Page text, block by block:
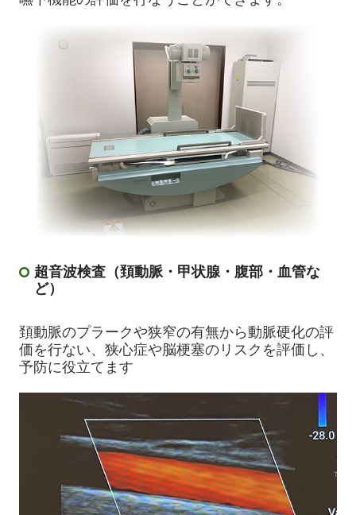
超音波検査（頚動脈・甲状腺・腹部・血管な
ど）
頚動脈のプラークや狭窄の有無から動脈硬化の評
価を行ない、狭心症や脳梗塞のリスクを評価し、
予防に役立てます